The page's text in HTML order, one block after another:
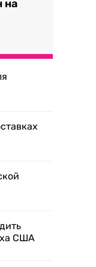
на
США